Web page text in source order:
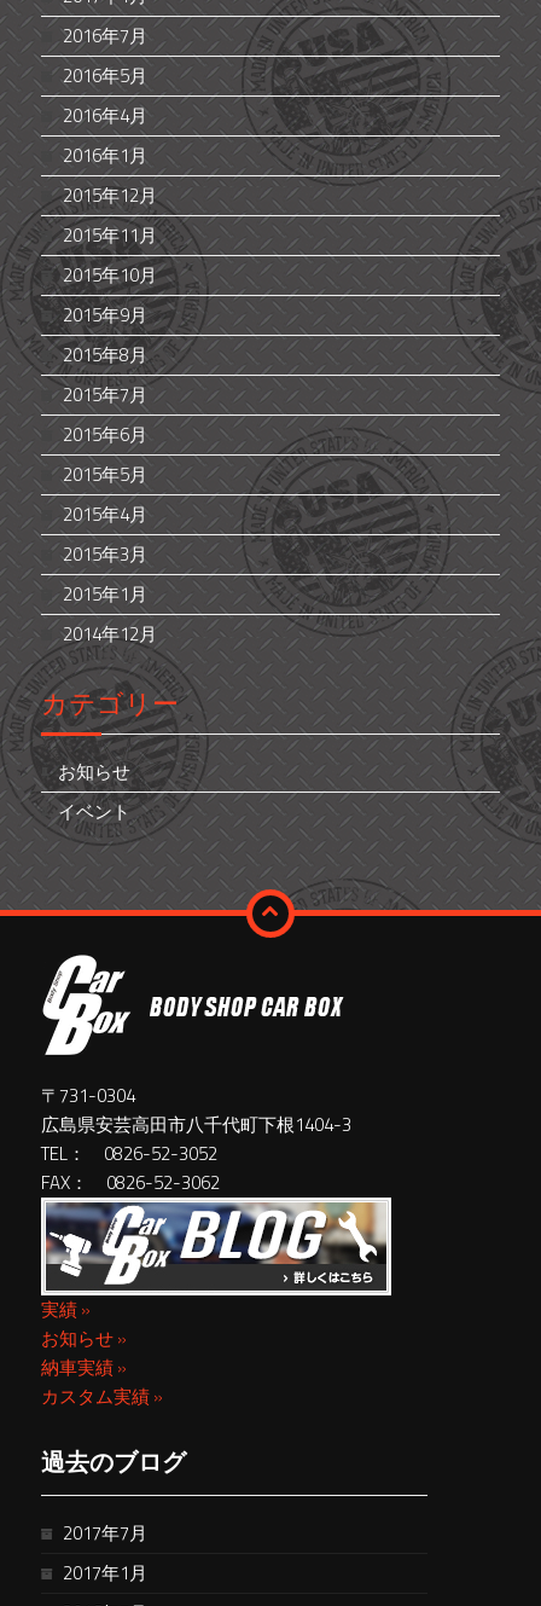
2016年7月
2016年5月
2016年4月
2016年1月
2015年12月
2015年11月
2015年10月
2015年9月
2015年8月
2015年7月
2015年6月
2015年5月
2015年4月
2015年3月
2015年1月
2014年12月
カテゴリー
お知らせ
イベント
〒731-0304
広島県安芸高田市八千代町下根1404-3
TEL： 0826-52-3052
FAX： 0826-52-3062
実績 »
お知らせ »
納車実績 »
カスタム実績 »
過去のブログ
2017年7月
2017年1月